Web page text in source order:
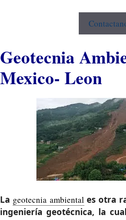
Geotecnia
Mexico- Leon
La geotecnia ambiental es otra
ingeniería geotécnica, la